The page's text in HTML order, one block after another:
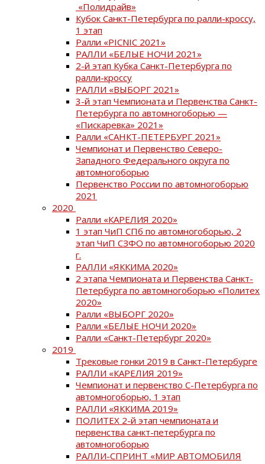
«Полидрайв»
Кубок Санкт-Петербурга по ралли-кроссу,
1 этап
Ралли «PICNIC 2021»
РАЛЛИ «БЕЛЫЕ НОЧИ 2021»
2-й этап Кубка Санкт-Петербурга по
ралли-кроссу
РАЛЛИ «ВЫБОРГ 2021»
3-й этап Чемпионата и Первенства Санкт-
Петербурга по автомногоборью —
«Пискаревка» 2021»
Ралли «САНКТ-ПЕТЕРБУРГ 2021»
Чемпионат и Первенство Северо-
Западного Федерального округа по
автомногоборью
Первенство России по автомногоборью
2021
2020
Ралли «КАРЕЛИЯ 2020»
1 этап ЧиП СПб по автомногоборью, 2
этап ЧиП СЗФО по автомногоборью 2020
г.
РАЛЛИ «ЯККИМА 2020»
2 этапа Чемпионата и Первенства Санкт-
Петербурга по автомногоборью «Политех
2020»
Ралли «ВЫБОРГ 2020»
Ралли «БЕЛЫЕ НОЧИ 2020»
Ралли «Санкт-Петербург 2020»
2019
Трековые гонки 2019 в Санкт-Петербурге
РАЛЛИ «КАРЕЛИЯ 2019»
Чемпионат и первенство С-Петербурга по
автомногоборью, 1 этап
РАЛЛИ «ЯККИМА 2019»
ПОЛИТЕХ 2-й этап чемпионата и
первенства санкт-петербурга по
автомногоборью
РАЛЛИ-СПРИНТ «МИР АВТОМОБИЛЯ